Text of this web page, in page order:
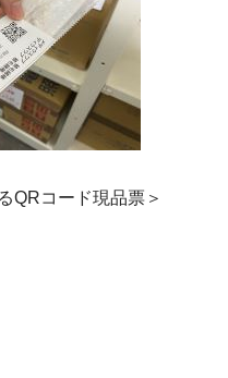
QRコード現品票＞